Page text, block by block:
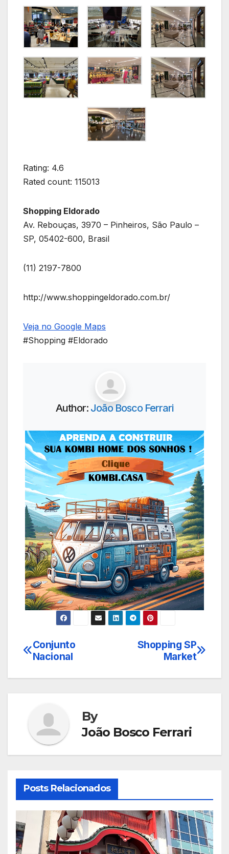
Rating: 4.6
Rated count: 115013
Shopping Eldorado
Av. Rebouças, 3970 – Pinheiros, São Paulo –
SP, 05402-600, Brasil
(11) 2197-7800
http://www.shoppingeldorado.com.br/
Veja no Google Maps
#Shopping #Eldorado
Author: João Bosco Ferrari
Navegação
Shopping SP
Market
Conjunto
Nacional
By
João Bosco Ferrari
Posts Relacionados